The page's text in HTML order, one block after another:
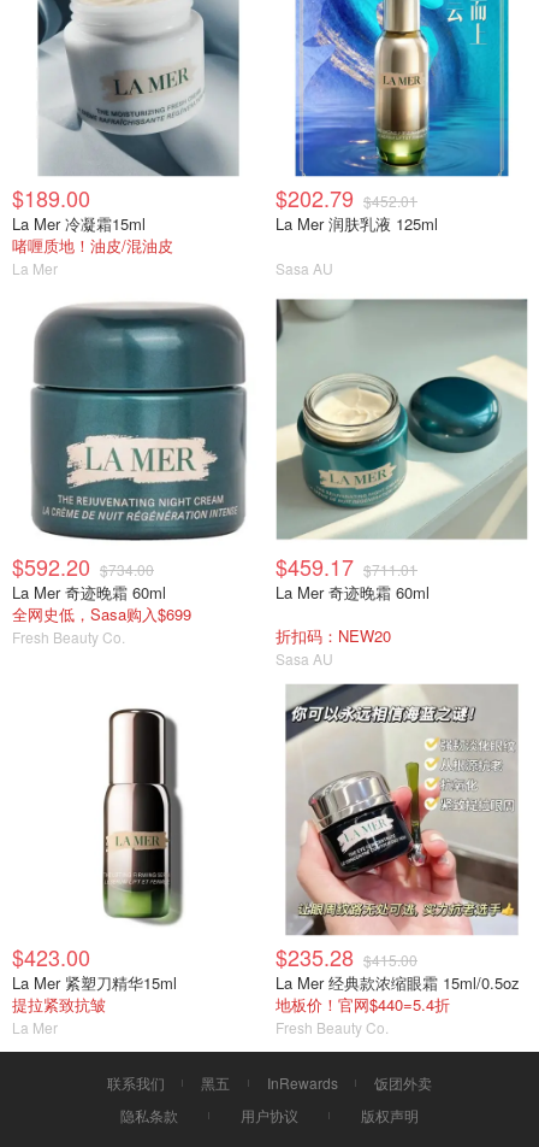
$189.00
La Mer 冷凝霜15ml
啫喱质地！油皮/混油皮
La Mer
$202.79 $452.01
La Mer 润肤乳液 125ml
Sasa AU
$592.20 $734.00
La Mer 奇迹晚霜 60ml
全网史低，Sasa购入$699
Fresh Beauty Co.
$459.17 $711.01
La Mer 奇迹晚霜 60ml
折扣码：NEW20
Sasa AU
$423.00
La Mer 紧塑刀精华15ml
提拉紧致抗皱
La Mer
$235.28 $415.00
La Mer 经典款浓缩眼霜 15ml/0.5oz
地板价！官网$440=5.4折
Fresh Beauty Co.
联系我们 黑五 InRewards
饭团外卖
隐私条款
用户协议 版权声明